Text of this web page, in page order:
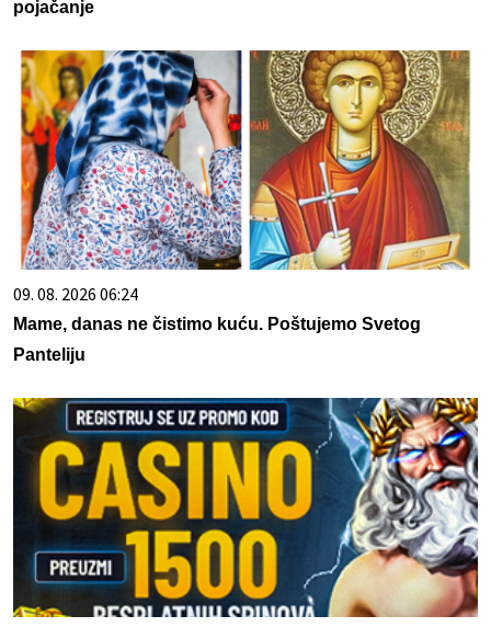
pojačanje
09. 08. 2026 06:24
Mame, danas ne čistimo kuću. Poštujemo Svetog
Panteliju